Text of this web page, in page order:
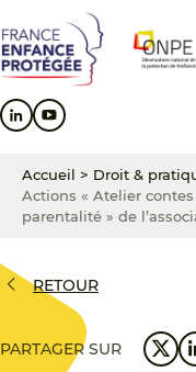
au
contenu
principal
au
menu
principal
au
pied
de
Accueil > Droit &
Actions « Atelier
parentalité » de
RETOUR
PARTAGER SUR